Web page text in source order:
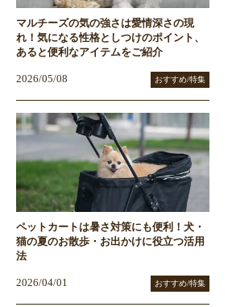
マルチーズの気の強さは愛情深さの現
れ！気になる性格としつけのポイント、
あると便利なアイテムをご紹介
2026/05/08 おすすめ/特集
ペットカートは暑さ対策にも便利！犬・
猫の夏のお散歩・お出かけに役立つ活用
法
2026/04/01 おすすめ/特集